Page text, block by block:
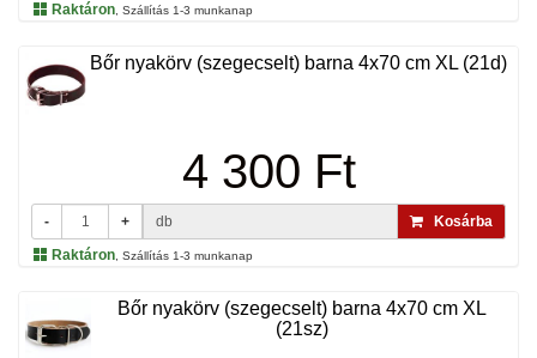
Raktáron , Szállítás 1-3 munkanap
Bőr nyakörv (szegecselt) barna 4x70 cm XL (21d)
4 300 Ft
- + db
Kosárba
Raktáron , Szállítás 1-3 munkanap
Bőr nyakörv (szegecselt) barna 4x70 cm XL
(21sz)